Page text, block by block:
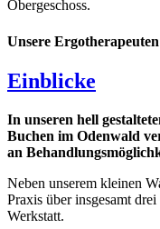
Obergeschoss.
Unsere
Einblicke
In unseren hell
Buchen im Odenwald
an
Neben unserem kleinen
Praxis über insgesamt
Werkstatt.